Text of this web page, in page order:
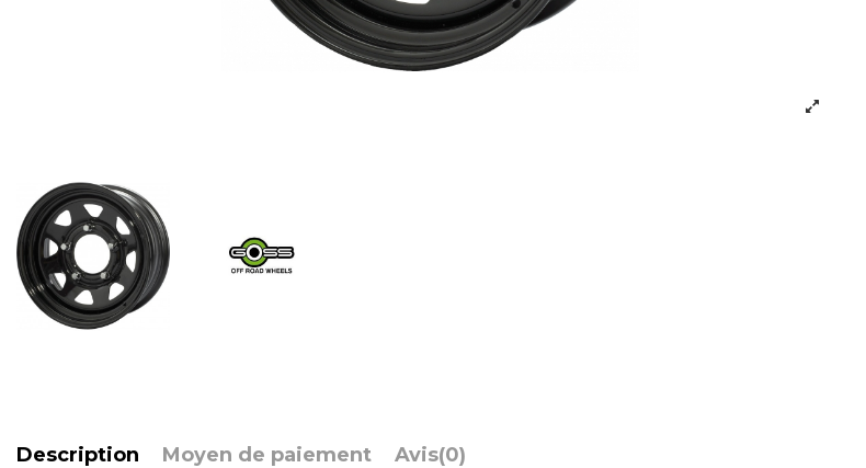
Description Moyen de paiement Avis(0)